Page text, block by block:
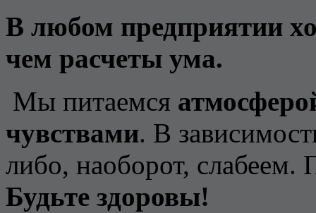
В любом предприятии
чем расчеты ума.
Мы питаемся
чувствами. В
либо, наоборот,
Будьте здоровы!